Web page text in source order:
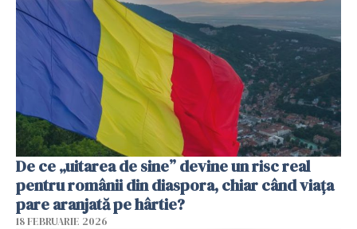
De ce „uitarea de sine” devine un risc real
pentru românii din diaspora, chiar când viața
pare aranjată pe hârtie?
18 FEBRUARIE 2026